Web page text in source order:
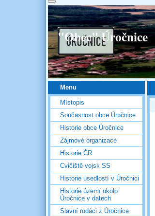
"Obec" Úročnice
Menu
Místopis
Současnost obce Úročnice
Historie obce Úročnice
Zájmové organizace
Historie ČR
Cvičiště vojsk SS
Historie usedlostí v Úročnici
Historie území okolo
Úročnice v datech
Slavní rodáci z Úročnice